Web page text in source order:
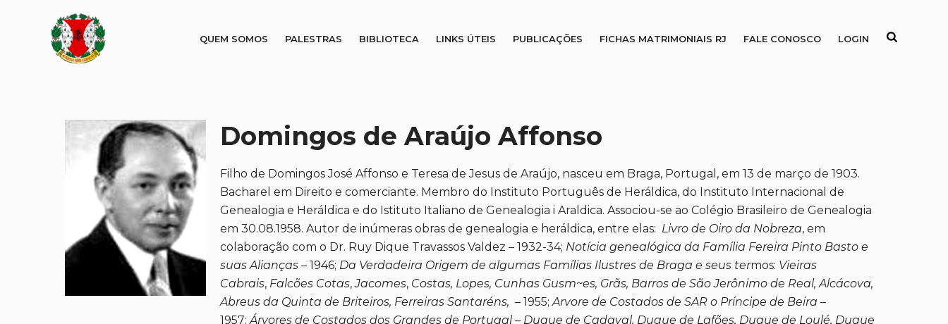
QUEM SOMOS PALESTRAS BIBLIOTECA LINKS ÚTEIS PUBLICAÇÕES FICHAS MATRIMONIAIS RJ FALE CONOSCO LOGIN
Domingos de Araújo Affonso
Filho de Domingos José Affonso e Teresa de Jesus de Araújo, nasceu em Braga, Portugal, em 13 de março de 1903.
Bacharel em Direito e comerciante. Membro do Instituto Português de Heráldica, do Instituto Internacional de
Genealogia e Heráldica e do Istituto Italiano de Genealogia i Araldica. Associou-se ao Colégio Brasileiro de Genealogia
em 30.08.1958. Autor de inúmeras obras de genealogia e heráldica, entre elas: Livro de Oiro da Nobreza, em
colaboração com o Dr. Ruy Dique Travassos Valdez – 1932-34; Notícia genealógica da Família Fereira Pinto Basto e
suas Alianças – 1946; Da Verdadeira Origem de algumas Famílias Ilustres de Braga e seus termos: Vieiras
Cabrais, Falcões Cotas,Jacomes, Costas, Lopes, Cunhas Gusm~es, Grãs, Barros de São Jerônimo de Real, Alcácova,
Abreus da Quinta de Briteiros, Ferreiras Santaréns, – 1955;Arvore de Costados de SAR o Príncipe de Beira –
1957;Árvores de Costados dos Grandes de Portugal – Duque de Cadaval, Duque de Lafões, Duque de Loulé, Duque